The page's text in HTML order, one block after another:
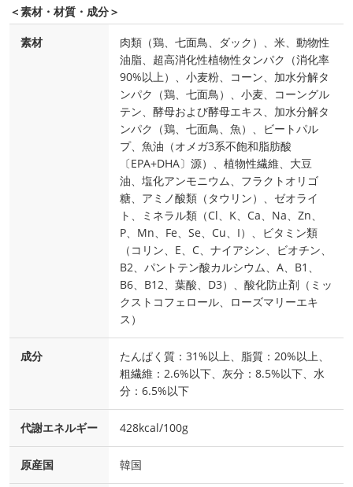
＜素材・材質・成分＞
素材
肉類（鶏、七面鳥、ダック）、米、動物性
油脂、超高消化性植物性タンパク（消化率
90%以上）、小麦粉、コーン、加水分解タ
ンパク（鶏、七面鳥）、小麦、コーングル
テン、酵母および酵母エキス、加水分解タ
ンパク（鶏、七面鳥、魚）、ビートパル
プ、魚油（オメガ3系不飽和脂肪酸
〔EPA+DHA〕源）、植物性繊維、大豆
油、塩化アンモニウム、フラクトオリゴ
糖、アミノ酸類（タウリン）、ゼオライ
ト、ミネラル類（Cl、K、Ca、Na、Zn、
P、Mn、Fe、Se、Cu、I）、ビタミン類
（コリン、E、C、ナイアシン、ビオチン、
B2、パントテン酸カルシウム、A、B1、
B6、B12、葉酸、D3）、酸化防止剤（ミッ
クストコフェロール、ローズマリーエキ
ス）
成分
たんぱく質：31%以上、脂質：20%以上、
粗繊維：2.6%以下、灰分：8.5%以下、水
分：6.5%以下
代謝エネルギー 428kcal/100g
原産国 韓国